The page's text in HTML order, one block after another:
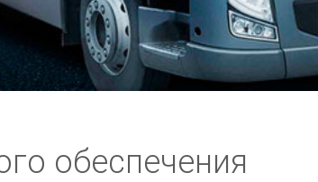
обеспечения